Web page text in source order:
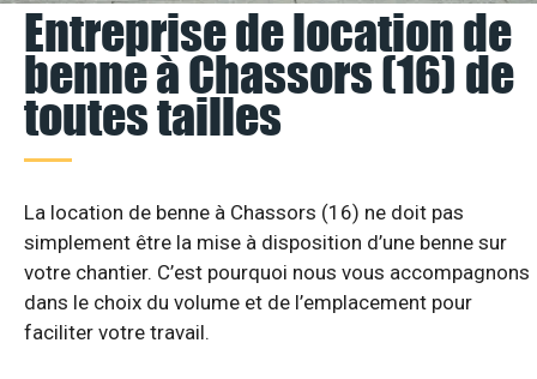
Entreprise de location de
benne à Chassors (16) de
toutes tailles
La location de benne à Chassors (16) ne doit pas
simplement être la mise à disposition d’une benne sur
votre chantier. C’est pourquoi nous vous accompagnons
dans le choix du volume et de l’emplacement pour
faciliter votre travail.